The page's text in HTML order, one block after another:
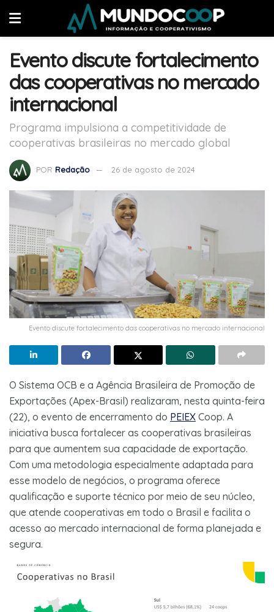
Evento discute fortalecimento
das cooperativas no mercado
internacional
Programa impulsiona a competitividade de
cooperativas brasileiras no mercado global
POR Redação 26 de agosto de 2024
Evento discute fortalecimento das cooperativas no mercado internacional
O Sistema OCB e a Agência Brasileira de Promoção de
Exportações (Apex-Brasil) realizaram, nesta quinta-feira
(22), o evento de encerramento do PEIEX Coop. A
iniciativa busca fortalecer as cooperativas brasileiras
para que aumentem sua capacidade de exportação.
Com uma metodologia especialmente adaptada para
esse modelo de negócios, o programa oferece
qualificação e suporte técnico por meio de seu núcleo,
que atende cooperativas em todo o Brasil e facilita o
acesso ao mercado internacional de forma planejada e
segura.